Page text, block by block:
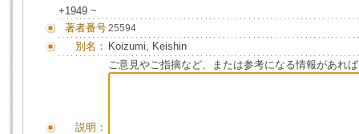
+1949 ~
著者番号25594
別名： Koizumi, Keishin
説明：
ご意見やご指摘など、または参考になる情報があれ